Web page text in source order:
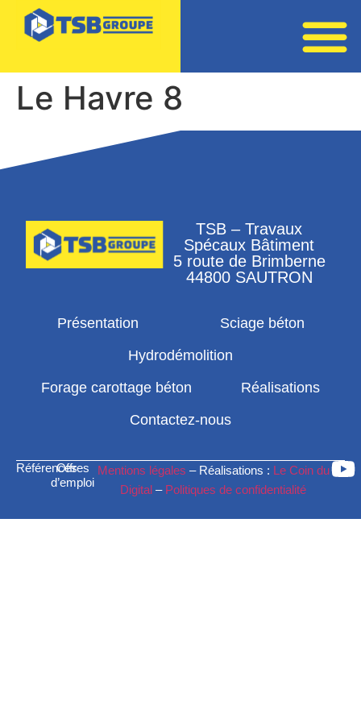
Le Havre 8
TSB – Travaux
Spécaux Bâtiment
5 route de Brimberne
44800 SAUTRON
Présentation
Sciage béton
Hydrodémolition
Forage carottage béton
Réalisations
Contactez-nous
Références
Offres
d’emploi
Mentions légales – Réalisations : Le Coin du
Digital – Politiques de confidentialité